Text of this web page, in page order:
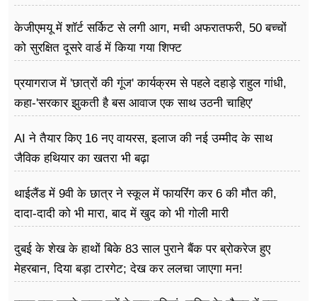
केजीएमयू में शॉर्ट सर्किट से लगी आग, मची अफरातफरी, 50 बच्चों
को सुरक्षित दूसरे वार्ड में किया गया शिफ्ट
प्रयागराज में 'छात्रों की गूंज' कार्यक्रम से पहले दहाड़े राहुल गांधी,
कहा-'सरकार झुकती है बस आवाज एक साथ उठनी चाहिए'
AI ने तैयार किए 16 नए वायरस, इलाज की नई उम्मीद के साथ
जैविक हथियार का खतरा भी बढ़ा
थाईलैंड में 9वी के छात्र ने स्कूल में फायरिंग कर 6 की मौत की,
दादा-दादी को भी मारा, बाद में खुद को भी गोली मारी
दुबई के शेख के हाथों बिके 83 साल पुराने बैंक पर ब्रोकरेज हुए
मेहरबान, दिया बड़ा टारगेट; देख कर ललचा जाएगा मन!